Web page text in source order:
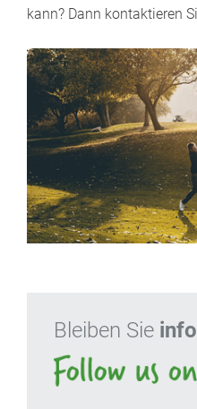
kann? Dann kontaktieren
Bleiben Sie